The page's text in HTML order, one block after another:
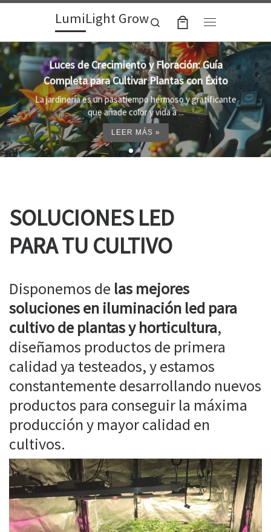
Skip to contentLumiLight Grow
Search
Lámparas para indoor: la clave para un
crecimiento óptimo de tus plantas
Al cultivar plantas en el interior, es importante
proporcionar el entorno adecuado ...
LEER MÁS »
SOLUCIONES LED
PARA TU CULTIVO
Disponemos de las mejores
soluciones en iluminación led para
cultivo de plantas y horticultura,
diseñamos productos de primera
calidad ya testeados, y estamos
constantemente desarrollando nuevos
productos para conseguir la máxima
producción y mayor calidad en
cultivos.